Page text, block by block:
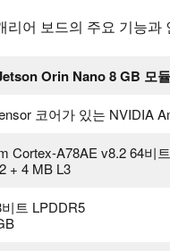
리어 보드의 주요 기능과
Orin Nano 8 GB 모듈
코어가 있는 NVIDIA
Cortex-A78AE v8.2 64비
+ 4 MB L3
트 LPDDR5